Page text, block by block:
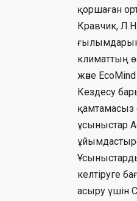
қоршаған
Кравчик,
климаттың
және
Кездесу
қамтамасыз
ұсыныстар
келтіруге
асыру үшін